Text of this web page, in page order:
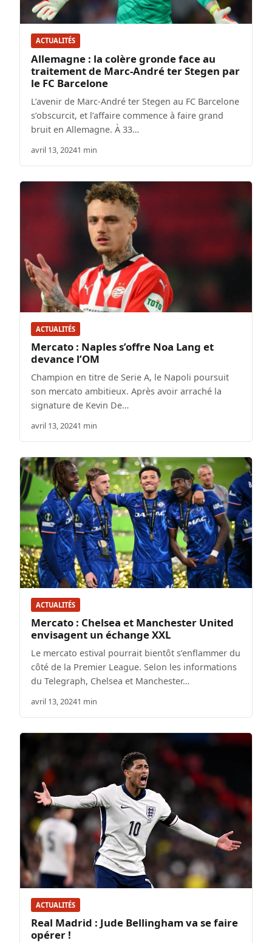
ACTUALITÉS
Allemagne : la colère gronde face au
traitement de Marc-André ter Stegen par
le FC Barcelone
L’avenir de Marc-André ter Stegen au FC Barcelone
s’obscurcit, et l’affaire commence à faire grand
bruit en Allemagne. À 33…
avril 13, 20241 min
ACTUALITÉS
Mercato : Naples s’offre Noa Lang et
devance l’OM
Champion en titre de Serie A, le Napoli poursuit
son mercato ambitieux. Après avoir arraché la
signature de Kevin De…
avril 13, 20241 min
ACTUALITÉS
Mercato : Chelsea et Manchester United
envisagent un échange XXL
Le mercato estival pourrait bientôt s’enflammer du
côté de la Premier League. Selon les informations
du Telegraph, Chelsea et Manchester…
avril 13, 20241 min
ACTUALITÉS
Real Madrid : Jude Bellingham va se faire
opérer !